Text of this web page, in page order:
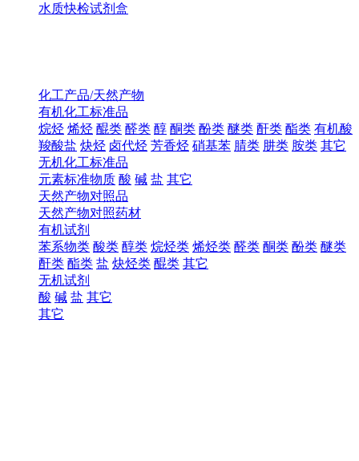
水质快检试剂盒
化工产品/天然产物
有机化工标准品
烷烃 烯烃 醌类 醛类 醇 酮类 酚类 醚类 酐类 酯类 有机酸
羧酸盐 炔烃 卤代烃 芳香烃 硝基苯 腈类 肼类 胺类 其它
无机化工标准品
元素标准物质 酸 碱 盐 其它
天然产物对照品
天然产物对照药材
有机试剂
苯系物类 酸类 醇类 烷烃类 烯烃类 醛类 酮类 酚类 醚类
酐类 酯类 盐 炔烃类 醌类 其它
无机试剂
酸 碱 盐 其它
其它